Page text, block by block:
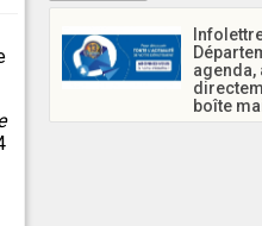
agenda,
boîte